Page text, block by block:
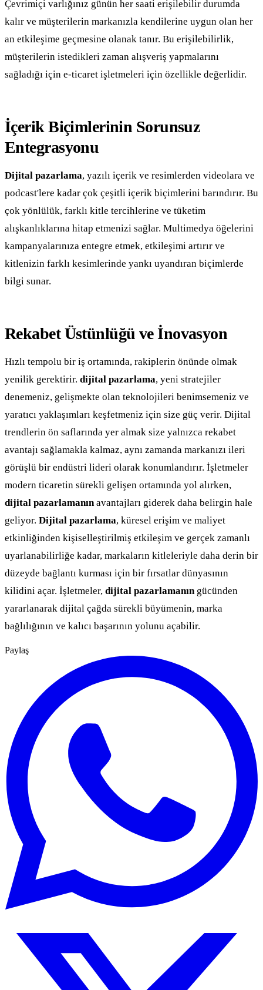
Çevrimiçi varlığınız günün her saati erişilebilir durumda
kalır ve müşterilerin markanızla kendilerine uygun olan her
an etkileşime geçmesine olanak tanır. Bu erişilebilirlik,
müşterilerin istedikleri zaman alışveriş yapmalarını
sağladığı için e-ticaret işletmeleri için özellikle değerlidir.
İçerik Biçimlerinin Sorunsuz
Entegrasyonu
Dijital pazarlama, yazılı içerik ve resimlerden videolara ve
podcast'lere kadar çok çeşitli içerik biçimlerini barındırır. Bu
çok yönlülük, farklı kitle tercihlerine ve tüketim
alışkanlıklarına hitap etmenizi sağlar. Multimedya öğelerini
kampanyalarınıza entegre etmek, etkileşimi artırır ve
kitlenizin farklı kesimlerinde yankı uyandıran biçimlerde
bilgi sunar.
Rekabet Üstünlüğü ve İnovasyon
Hızlı tempolu bir iş ortamında, rakiplerin önünde olmak
yenilik gerektirir. dijital pazarlama, yeni stratejiler
denemeniz, gelişmekte olan teknolojileri benimsemeniz ve
yaratıcı yaklaşımları keşfetmeniz için size güç verir. Dijital
trendlerin ön saflarında yer almak size yalnızca rekabet
avantajı sağlamakla kalmaz, aynı zamanda markanızı ileri
görüşlü bir endüstri lideri olarak konumlandırır. İşletmeler
modern ticaretin sürekli gelişen ortamında yol alırken,
dijital pazarlamanınavantajları giderek daha belirgin hale
geliyor. Dijital pazarlama, küresel erişim ve maliyet
etkinliğinden kişiselleştirilmiş etkileşim ve gerçek zamanlı
uyarlanabilirliğe kadar, markaların kitleleriyle daha derin bir
düzeyde bağlantı kurması için bir fırsatlar dünyasının
kilidini açar. İşletmeler, dijital pazarlamanıngücünden
yararlanarak dijital çağda sürekli büyümenin, marka
bağlılığının ve kalıcı başarının yolunu açabilir.
Paylaş